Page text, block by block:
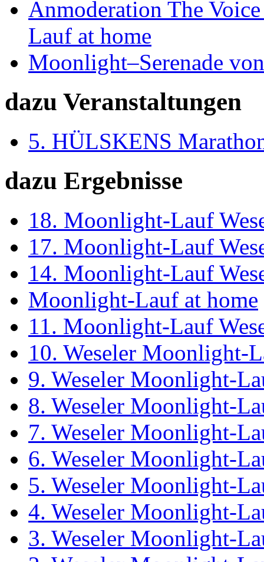
Anmoderation The
Lauf at home
Moonlight–Serenade
dazu Veranstaltungen
5. HÜLSKENS
dazu Ergebnisse
18. Moonlight-Lauf
17. Moonlight-Lauf
14. Moonlight-Lauf
Moonlight-Lauf at home
11. Moonlight-Lauf
10. Weseler Moonlight-
9. Weseler Moonlight-
8. Weseler Moonlight-
7. Weseler Moonlight-
6. Weseler Moonlight-
5. Weseler Moonlight-
4. Weseler Moonlight-
3. Weseler Moonlight-